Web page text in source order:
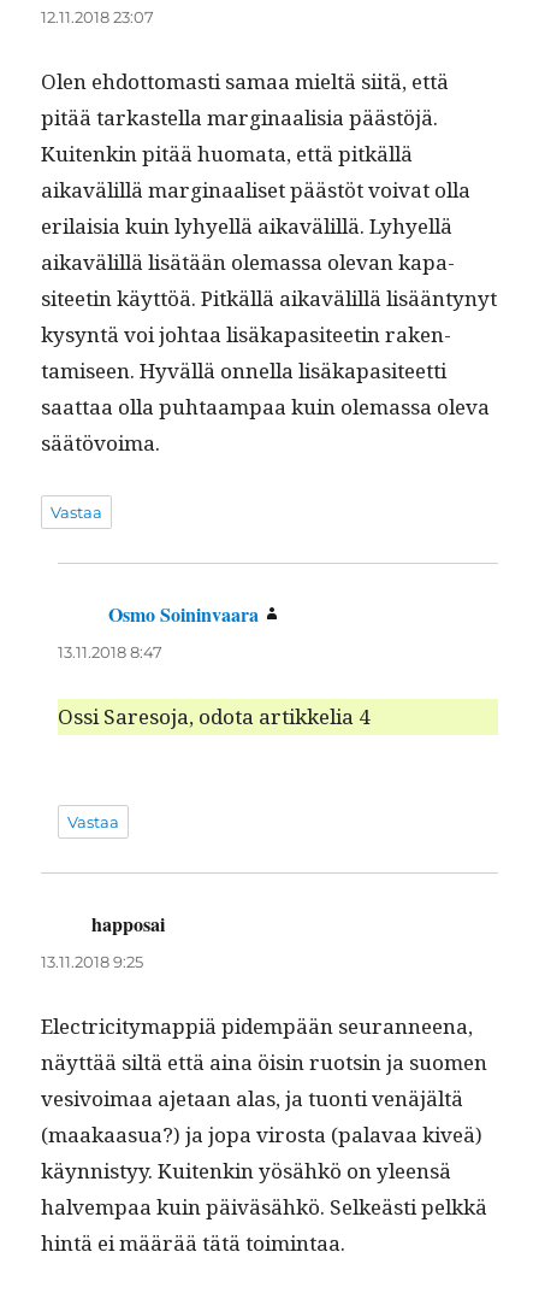
12.11.2018 23:07
Olen ehdot­tomasti samaa mieltä siitä, että
pitää tarkastel­la mar­gin­aal­isia päästöjä.
Kuitenkin pitää huo­ma­ta, että pitkäl­lä
aikavälil­lä mar­gin­aaliset päästöt voivat olla
eri­laisia kuin lyhyel­lä aikavälil­lä. Lyhyel­lä
aikavälil­lä lisätään ole­mas­sa ole­van kap­a­
siteetin käyt­töä. Pitkäl­lä aikavälil­lä lisään­tynyt
kysyn­tä voi johtaa lisäka­p­a­siteetin rak­en­
tamiseen. Hyväl­lä onnel­la lisäka­p­a­siteet­ti
saat­taa olla puh­taam­paa kuin ole­mas­sa ole­va
säätövoima.
Vastaa
Osmo Soininvaara
13.11.2018 8:47
Ossi Sare­so­ja, odota artikke­lia 4
Vastaa
happosai
13.11.2018 9:25
Elec­tric­i­tymap­piä pidem­pään seu­ran­neena,
näyt­tää siltä että aina öisin ruotsin ja suomen
vesivoimaa aje­taan alas, ja tuon­ti venäjältä
(maakaa­sua?) ja jopa viros­ta (palavaa kiveä)
käyn­nistyy. Kuitenkin yösähkö on yleen­sä
halvem­paa kuin päiväsähkö. Selkeästi pelkkä
hin­tä ei määrää tätä toimintaa.